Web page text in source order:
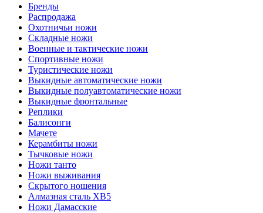
Бренды
Распродажа
Охотничьи ножи
Складные ножи
Военные и тактические ножи
Спортивные ножи
Туристические ножи
Выкидные автоматические ножи
Выкидные полуавтоматические ножи
Выкидные фронтальные
Реплики
Балисонги
Мачете
Керамбиты ножи
Тычковые ножи
Ножи танто
Ножи выживания
Скрытого ношения
Алмазная сталь ХВ5
Ножи Дамасские